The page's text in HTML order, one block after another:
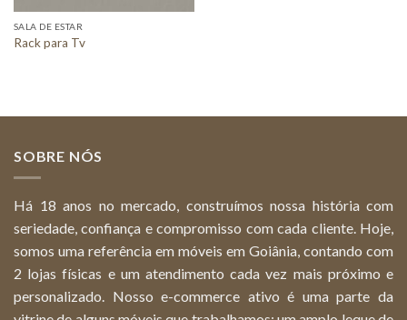
SALA DE ESTAR
Rack para Tv
SOBRE NÓS
Há 18 anos no mercado, construímos nossa história com
seriedade, confiança e compromisso com cada cliente. Hoje,
somos uma referência em móveis em Goiânia, contando com
2 lojas físicas e um atendimento cada vez mais próximo e
personalizado. Nosso e-commerce ativo é uma parte da